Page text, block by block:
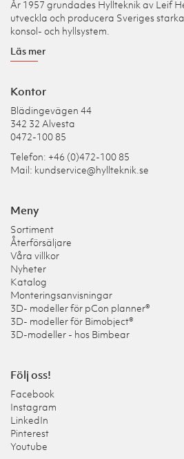
År 1957 grundades Hyllteknik av Leif
utveckla och producera Sveriges
konsol- och hyllsystem.
Läs mer
Kontor
Blädingevägen 44
342 32 Alvesta
0472-100 85
Telefon: +46 (0)472-100 85
Mail: kundservice@hyllteknik.se
Meny
Sortiment
Återförsäljare
Våra villkor
Nyheter
Katalog
Monteringsanvisningar
3D- modeller för pCon planner®
3D- modeller för Bimobject®
3D-modeller - hos Bimbear
Följ oss!
Facebook
Instagram
LinkedIn
Pinterest
Youtube